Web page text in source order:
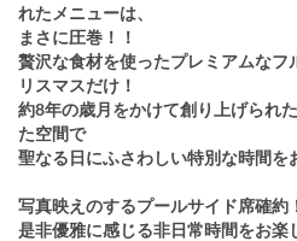
れたメニューは、
まさに圧巻！！
贅沢な食材を使ったプレミアムなフ
リスマスだけ！
約8年の歳月をかけて創り上げられ
た空間で
聖なる日にふさわしい特別な時間を
写真映えのするプールサイド席確約
是非優雅に感じる非日常時間をお楽